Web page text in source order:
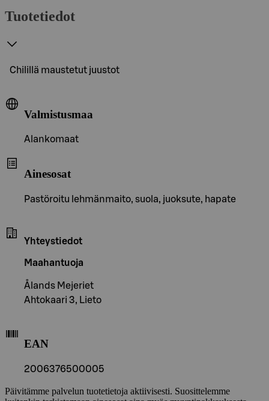
Tuotetiedot
Chilillä maustetut juustot
Valmistusmaa
Alankomaat
Ainesosat
Pastöroitu lehmänmaito, suola, juoksute, hapate
Yhteystiedot
Maahantuoja
Ålands Mejeriet
Ahtokaari 3, Lieto
EAN
2006376500005
Päivitämme palvelun tuotetietoja aktiivisesti. Suosittelemme